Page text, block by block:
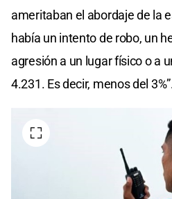
ameritaban el abordaje de la
había un intento de robo, un
agresión a un lugar físico o a
4.231. Es decir, menos del